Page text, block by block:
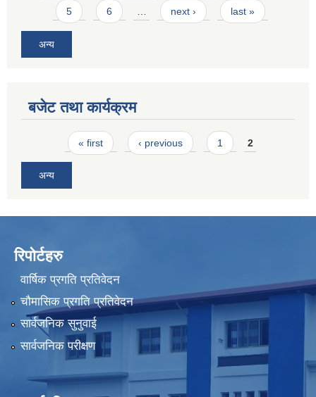
5 6 … next › last »
अन्य
बजेट तथा कार्यक्रम
Pages« first ‹ previous 1 2
अन्य
रिपोर्टहरु
वार्षिक प्रगति प्रतिवेदन
चौमासिक प्रगति प्रतिवेदन
सार्वजनिक सुनुवाई
सार्वजनिक परीक्षण